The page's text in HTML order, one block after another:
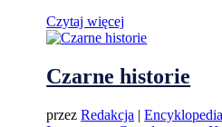
Czytaj więcej
Czarne historie
przezRedakcja |